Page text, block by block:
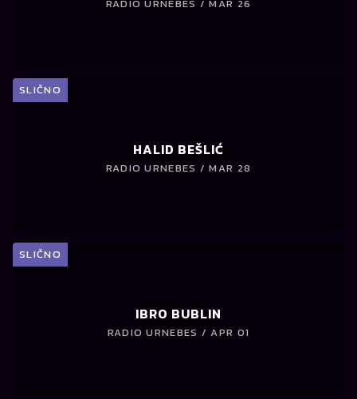
RADIO URNEBES / MAR 26
SLIČNO
HALID BEŠLIĆ
RADIO URNEBES / MAR 28
SLIČNO
IBRO BUBLIN
RADIO URNEBES / APR 01